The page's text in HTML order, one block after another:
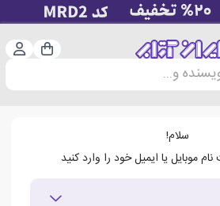
سبد
و...
سلام!
موبایل یا ایمیل خود را وارد کنید